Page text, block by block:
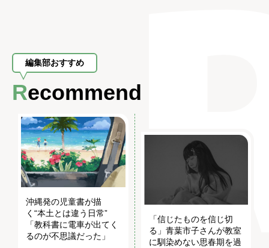
編集部おすすめ
Recommend
沖縄発の児童書が描
く“本土とは違う日常”
「教科書に電車が出てく
るのが不思議だった」
「信じたものを信じ切
る」青葉市子さんが教室
に馴染めない思春期を過